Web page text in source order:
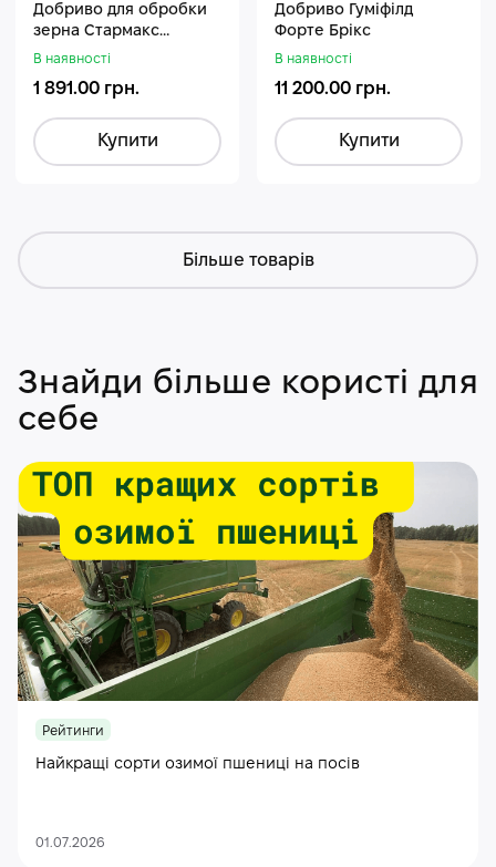
Добриво для обробки
зерна Стармакс
Гуміфос
В наявності
1 891.00 грн.
Купити
Добриво Гуміфілд
Форте Брікс
В наявності
11 200.00 грн.
Купити
Більше товарів
Знайди більше користі для
себе
Рейтинги
Найкращі сорти озимої пшениці на посів
01.07.2026